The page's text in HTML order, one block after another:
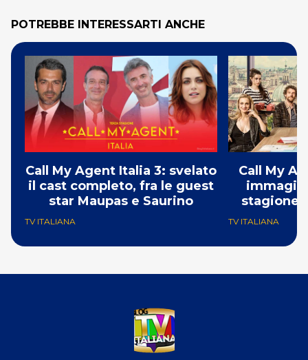
POTREBBE INTERESSARTI ANCHE
Call My Agent Italia 3: svelato
il cast completo, fra le guest
star Maupas e Saurino
TV ITALIANA
Call My
stagione,
TV ITALIANA